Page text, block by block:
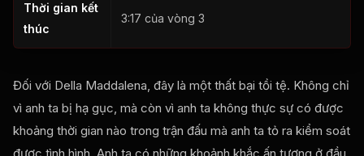
Thời gian kết
thúc
3:17 của vòng 3
Đối với Della Maddalena, đây là một thất bại tồi tệ. Không chỉ
vì anh ta bị hạ gục, mà còn vì anh ta không thực sự có được
khoảng thời gian nào trong trận đấu mà anh ta tỏ ra kiểm soát